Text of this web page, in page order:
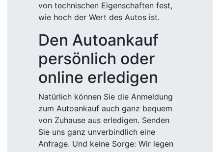
von technischen Eigenschaften fest,
wie hoch der Wert des Autos ist.
Den Autoankauf
persönlich oder
online erledigen
Natürlich können Sie die Anmeldung
zum Autoankauf auch ganz bequem
von Zuhause aus erledigen. Senden
Sie uns ganz unverbindlich eine
Anfrage. Und keine Sorge: Wir legen